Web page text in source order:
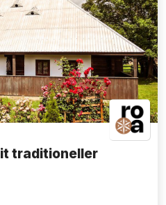
traditioneller